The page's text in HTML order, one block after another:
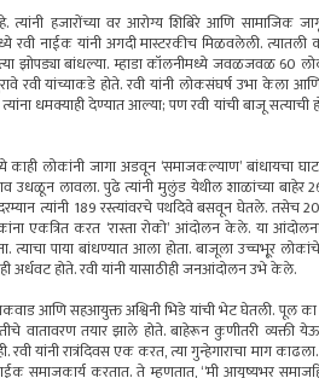
त्यांनी हजारोंच्या वर आरोग्य शिबिरे आणि
रवी नाईक यांनी अगदी मास्टरकीच मिळवलेली.
झोपड्या बांधल्या. म्हाडा कॉलनीमध्ये जवळजवळ 60
रवी यांच्याकडे होते. रवी यांनी लोकसंघर्ष उभा केला
धमक्याही देण्यात आल्या; पण रवी यांची बाजू
लोकांनी जागा अडवून ‌‘समाजकल्याण‌’ बांधायचा घाट
उधळून लावला. पुढे त्यांनी मुलुंड येथील शाळांच्या
दरम्यान त्यांनी 189 रस्त्यांवरचे पथदिवे बसवून घेतले.
एकत्रित करत ‌‘रास्ता रोको‌’ आंदोलन केले. या
त्याचा पाया बांधण्यात आला होता. बाजूला उच्चभू्र
अर्धवट होते. रवी यांनी यासाठीही जनआंदोलन उभे केले.
आणि सहआयुक्त अश्विनी भिडे यांची भेट घेतली. पूल
वातावरण तयार झाले होते. बाहेरून कुणीतरी व्यक्ती
यांनी रात्रंदिवस एक करत, त्या गुन्हेगाराचा माग